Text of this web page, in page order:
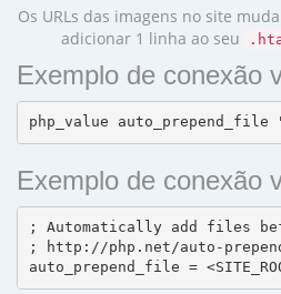
Os URLs das imagens no site
adicionar 1 linha ao seu
Exemplo de conexão
Exemplo de conexão
; Automatically add files
; http://php.net/auto-